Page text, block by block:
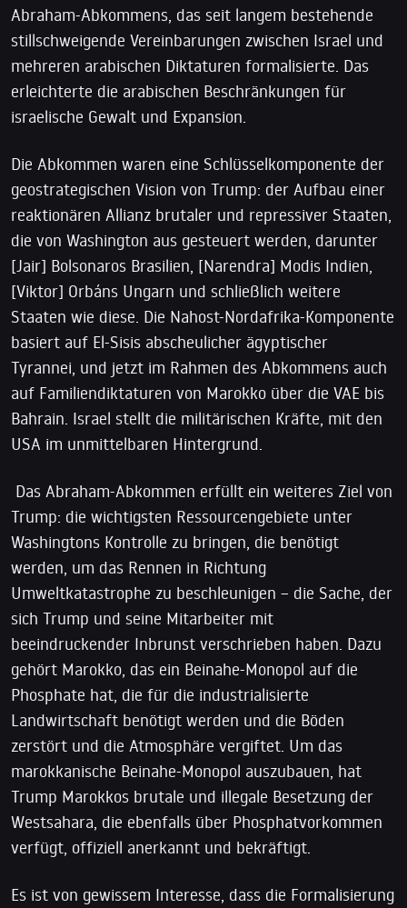
Abraham-Abkommens, das seit langem bestehende
stillschweigende Vereinbarungen zwischen Israel und
mehreren arabischen Diktaturen formalisierte. Das
erleichterte die arabischen Beschränkungen für
israelische Gewalt und Expansion.
Die Abkommen waren eine Schlüsselkomponente der
geostrategischen Vision von Trump: der Aufbau einer
reaktionären Allianz brutaler und repressiver Staaten,
die von Washington aus gesteuert werden, darunter
[Jair] Bolsonaros Brasilien, [Narendra] Modis Indien,
[Viktor] Orbáns Ungarn und schließlich weitere
Staaten wie diese. Die Nahost-Nordafrika-Komponente
basiert auf El-Sisis abscheulicher ägyptischer
Tyrannei, und jetzt im Rahmen des Abkommens auch
auf Familiendiktaturen von Marokko über die VAE bis
Bahrain. Israel stellt die militärischen Kräfte, mit den
USA im unmittelbaren Hintergrund.
Das Abraham-Abkommen erfüllt ein weiteres Ziel von
Trump: die wichtigsten Ressourcengebiete unter
Washingtons Kontrolle zu bringen, die benötigt
werden, um das Rennen in Richtung
Umweltkatastrophe zu beschleunigen – die Sache, der
sich Trump und seine Mitarbeiter mit
beeindruckender Inbrunst verschrieben haben. Dazu
gehört Marokko, das ein Beinahe-Monopol auf die
Phosphate hat, die für die industrialisierte
Landwirtschaft benötigt werden und die Böden
zerstört und die Atmosphäre vergiftet. Um das
marokkanische Beinahe-Monopol auszubauen, hat
Trump Marokkos brutale und illegale Besetzung der
Westsahara, die ebenfalls über Phosphatvorkommen
verfügt, offiziell anerkannt und bekräftigt.
Es ist von gewissem Interesse, dass die Formalisierung